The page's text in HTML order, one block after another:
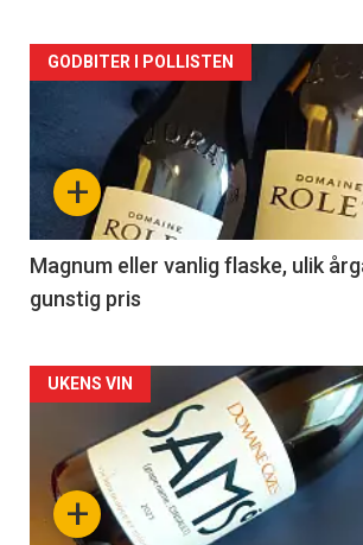
Forsiden
akkurat
nå
3
+
GODBITER I POLLISTEN
Magnum eller vanlig flaske, ulik
gunstig pris
Forsiden
akkurat
nå+
UKENS VIN